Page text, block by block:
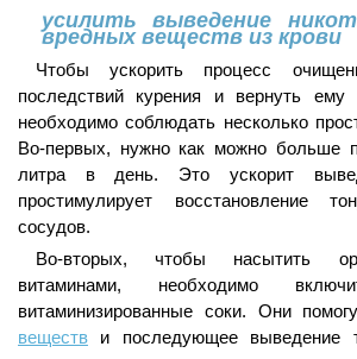
усилить выведение
вредных веществ из крови
Чтобы ускорить процесс
последствий курения и вернуть ему
необходимо соблюдать несколько
Во-первых, нужно как можно больше
литра в день. Это ускорит
простимулирует восстановление
сосудов.
Во-вторых, чтобы насытить
витаминами, необходимо
витаминизированные соки. Они
веществ и последующее выведение